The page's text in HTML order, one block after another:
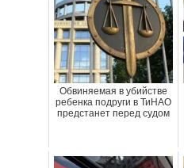
Обвиняемая в убийстве
ребенка подруги в ТиНАО
предстанет перед судом